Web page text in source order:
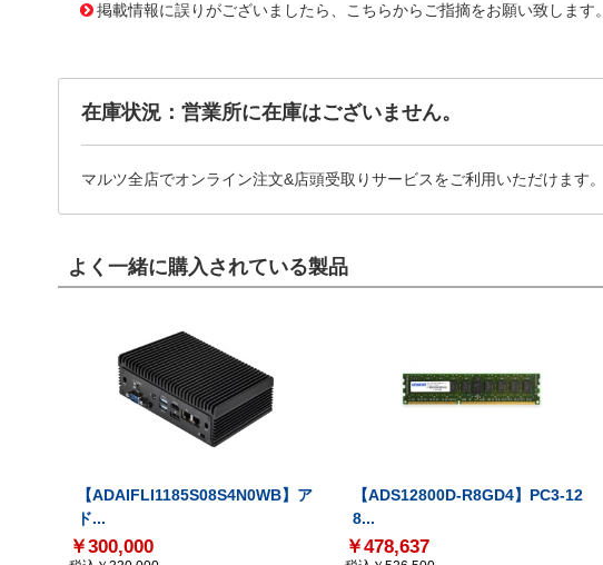
掲載情報に誤りがございましたら、こちらからご指摘をお願い致します。
在庫状況：営業所に在庫はございません。
マルツ全店でオンライン注文&店頭受取りサービスをご利用いただけます。
よく一緒に購入されている製品
【ADAIFLI1185S08S4N0WB】ア
ド...
￥300,000
【ADS12800D-R8GD4】PC3-12
8...
￥478,637